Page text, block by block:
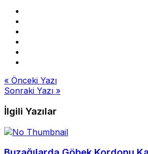
Yazı
gezinmesi
« Önceki Yazı
Sonraki Yazı »
İlgili Yazılar